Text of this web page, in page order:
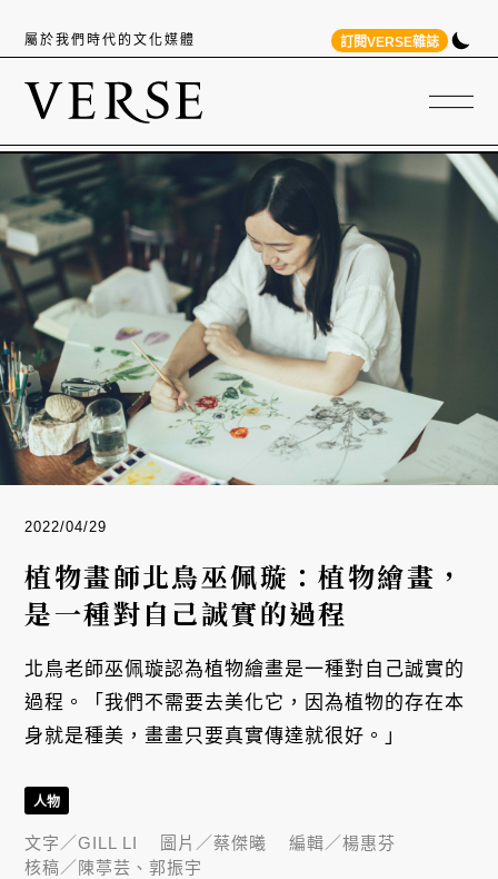
屬於我們時代的文化媒體 訂閱VERSE雜誌
2022/04/29
植物畫師北鳥巫佩璇：植物繪畫，
是一種對自己誠實的過程
北鳥老師巫佩璇認為植物繪畫是一種對自己誠實的
過程。「我們不需要去美化它，因為植物的存在本
身就是種美，畫畫只要真實傳達就很好。」
人物
文字／GILL LI 圖片／蔡傑曦 編輯／楊惠芬
核稿／ 陳葶芸、郭振宇